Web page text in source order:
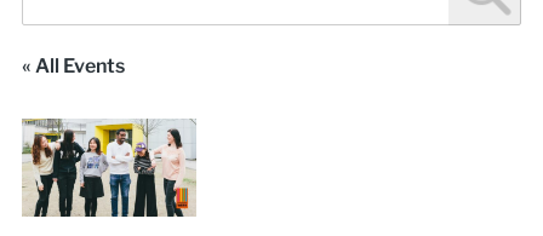
« All Events